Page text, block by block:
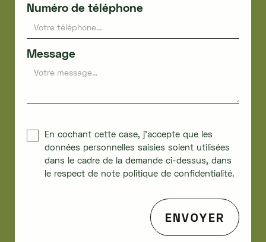
Numéro de téléphone
Message
En cochant cette case, j'accepte que les
données personnelles saisies soient utilisées
dans le cadre de la demande ci-dessus, dans
le respect de note politique de confidentialité.